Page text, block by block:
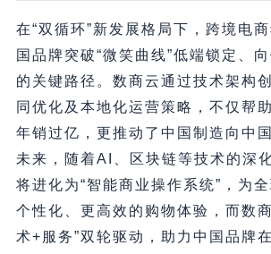
在“双循环”新发展格局下，跨境电
国品牌突破“微笑曲线”低端锁定、
的关键路径。数商云通过技术架构
同优化及本地化运营策略，不仅帮
年销过亿，更推动了中国制造向中
未来，随着AI、区块链等技术的深
将进化为“智能商业操作系统”，为
个性化、更高效的购物体验，而数
术+服务”双轮驱动，助力中国品牌